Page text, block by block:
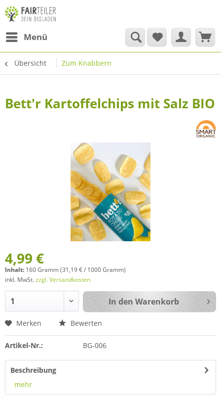
Menü
Übersicht Zum Knabbern
Bett'r Kartoffelchips mit Salz BIO
4,99 €
Inhalt: 160 Gramm (31,19 € / 1000 Gramm)
inkl. MwSt.zzgl. Versandkosten
In den Warenkorb
Merken Bewerten
Artikel-Nr.: BG-006
Beschreibung
mehr